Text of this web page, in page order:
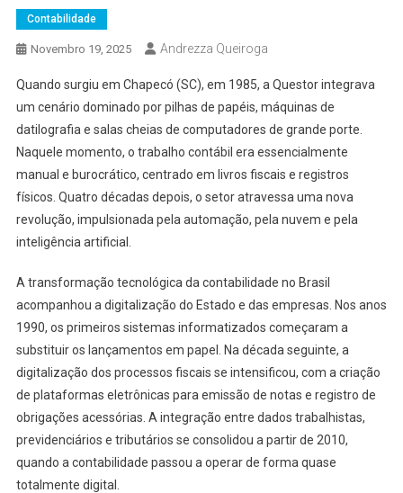
Contabilidade
Novembro 19, 2025 Andrezza Queiroga
Quando surgiu em Chapecó (SC), em 1985, a Questor integrava
um cenário dominado por pilhas de papéis, máquinas de
datilografia e salas cheias de computadores de grande porte.
Naquele momento, o trabalho contábil era essencialmente
manual e burocrático, centrado em livros fiscais e registros
físicos. Quatro décadas depois, o setor atravessa uma nova
revolução, impulsionada pela automação, pela nuvem e pela
inteligência artificial.
A transformação tecnológica da contabilidade no Brasil
acompanhou a digitalização do Estado e das empresas. Nos anos
1990, os primeiros sistemas informatizados começaram a
substituir os lançamentos em papel. Na década seguinte, a
digitalização dos processos fiscais se intensificou, com a criação
de plataformas eletrônicas para emissão de notas e registro de
obrigações acessórias. A integração entre dados trabalhistas,
previdenciários e tributários se consolidou a partir de 2010,
quando a contabilidade passou a operar de forma quase
totalmente digital.